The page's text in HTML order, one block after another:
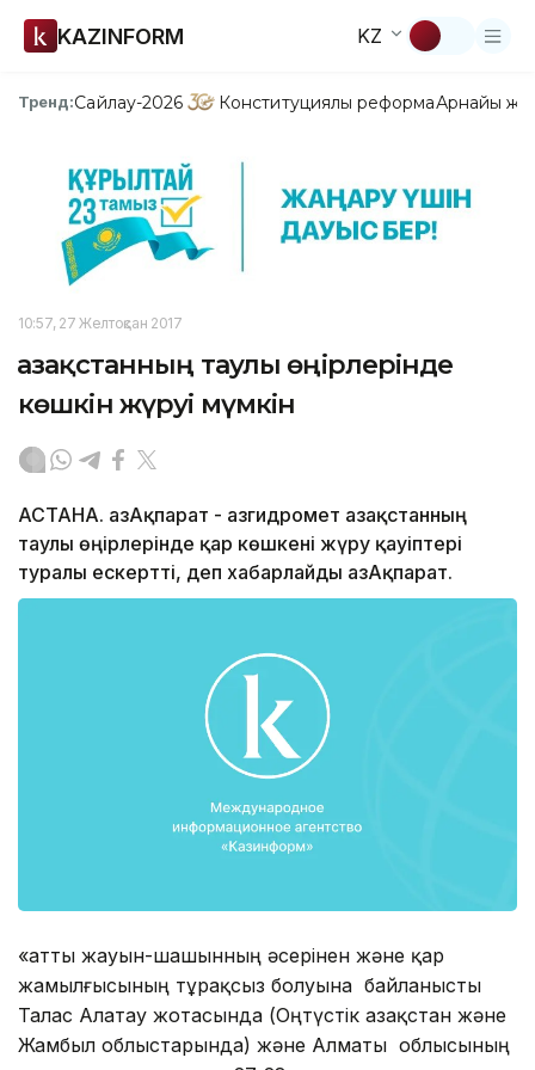
KAZINFORM KZ
Тренд:Сайлау-2026 Конституциялық реформаАрнайы
10:57, 27 Желтоқсан 2017
Қазақстанның таулы өңірлерінде
көшкін жүруі мүмкін
АСТАНА. ҚазАқпарат - Қазгидромет Қазақстанның
таулы өңірлерінде қар көшкені жүру қауіптері
туралы ескертті, деп хабарлайды ҚазАқпарат.
«Қатты жауын-шашынның әсерінен және қар
жамылғысының тұрақсыз болуына байланысты
Талас Алатау жотасында (Оңтүстік Қазақстан және
Жамбыл облыстарында) және Алматы облысының